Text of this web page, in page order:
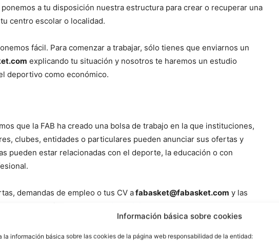
Información básica sobre cookies
la información básica sobre las cookies de la página web responsabilidad de la entidad:
a tu disposición nuestra estructura para crear o recuperar una
centro escolar o localidad.
fácil. Para comenzar a trabajar, sólo tienes que enviarnos un
explicando tu situación y nosotros te haremos un estudio
deportivo como económico.
que la FAB ha creado una bolsa de trabajo en la que instituciones,
clubes, entidades o particulares pueden anunciar sus ofertas y
pueden estar relacionadas con el deporte, la educación o con
demandas de empleo o tus CV afabasket@fabasket.com y las
redes sociales y en la